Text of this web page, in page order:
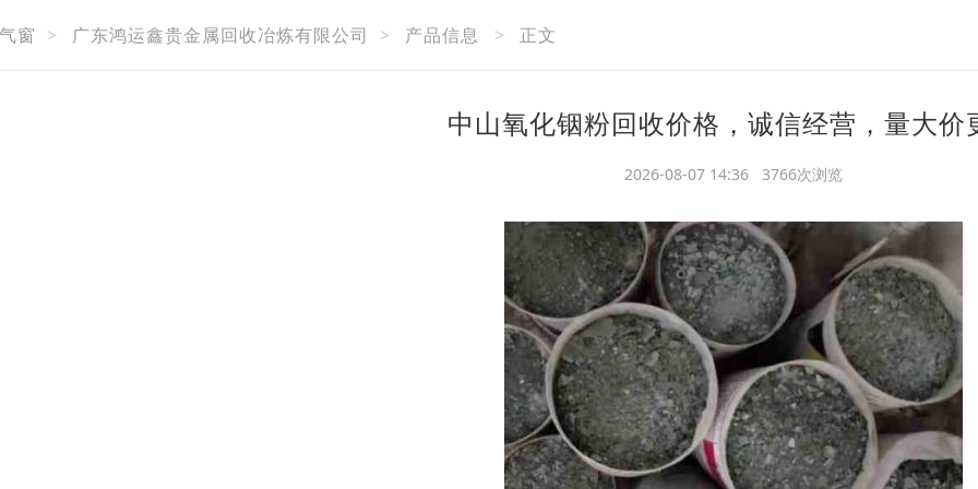
窗 > 广东鸿运鑫贵金属回收冶炼有限公司 > 产品信息 > 正文
中山氧化铟粉回收价格，诚信经营，量大价
2026-08-07 14:36 3766次浏览